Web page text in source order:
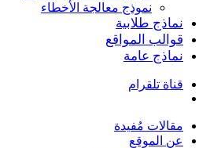
نموذج معالجة الأخطاء
نماذج طلابية
قوالب المواقع
نماذج عامة
قناة تلقرام
مقالات مُفيدة
عن الموقع